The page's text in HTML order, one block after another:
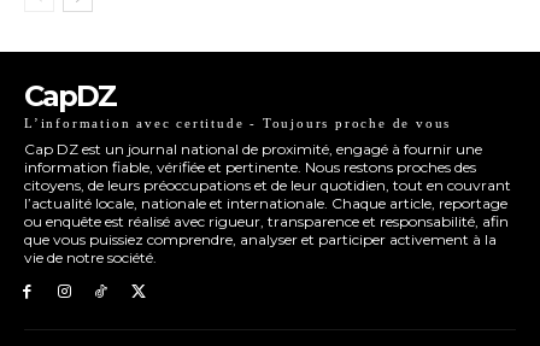
CapDZ
L’information avec certitude - Toujours proche de vous
Cap DZ est un journal national de proximité, engagé à fournir une
information fiable, vérifiée et pertinente. Nous restons proches des
citoyens, de leurs préoccupations et de leur quotidien, tout en couvrant
l’actualité locale, nationale et internationale. Chaque article, reportage
ou enquête est réalisé avec rigueur, transparence et responsabilité, afin
que vous puissiez comprendre, analyser et participer activement à la
vie de notre société.